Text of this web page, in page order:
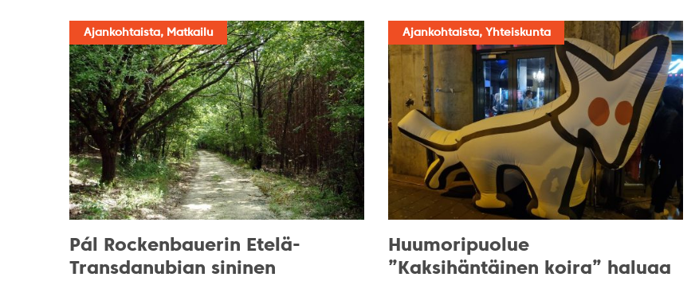
Ajankohtaista, Matkailu
Pál Rockenbauerin Etelä-
Transdanubian sininen
Ajankohtaista, Yhteiskunta
Huumoripuolue
”Kaksihäntäinen koira” haluaa